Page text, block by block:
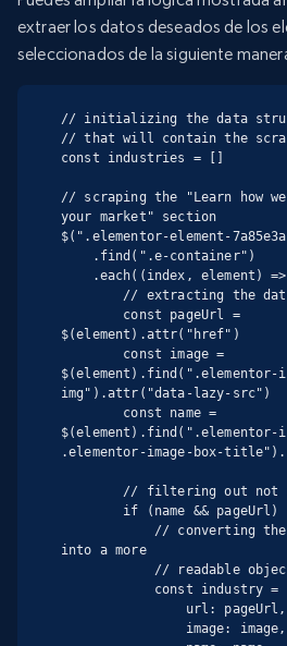
extraer los datos deseados de los
seleccionados de la siguiente
// initializing the data
// that will contain the
const industries = []
// scraping the "Learn how
your market" section
$(".elementor-element-
$(element).attr("href")
$(element).find(".elementor-
img").attr("data-lazy-src")
$(element).find(".elementor-
.elementor-image-box-
into a more